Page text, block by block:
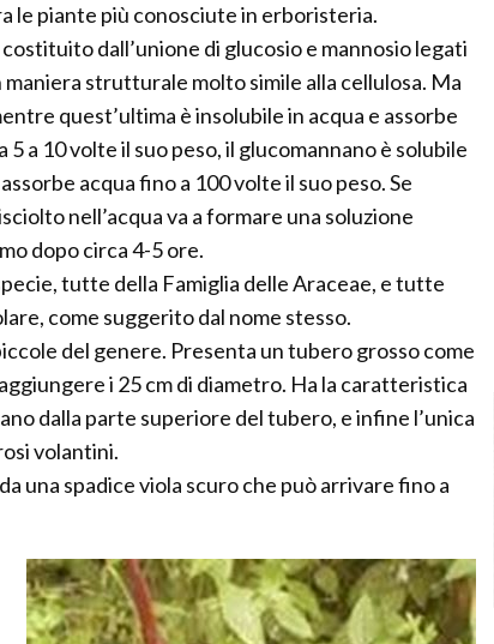
le piante più conosciute in erboristeria.
costituito dall’unione di glucosio e mannosio legati
maniera strutturale molto simile alla cellulosa. Ma
quest’ultima è insolubile in acqua e assorbe
5 a 10 volte il suo peso, il glucomannano è solubile
acqua fino a 100 volte il suo peso. Se
nell’acqua va a formare una soluzione
dopo circa 4-5 ore.
tutte della Famiglia delle Araceae, e tutte
come suggerito dal nome stesso.
del genere. Presenta un tubero grosso come
i 25 cm di diametro. Ha la caratteristica
dalla parte superiore del tubero, e infine l’unica
volantini.
una spadice viola scuro che può arrivare fino a